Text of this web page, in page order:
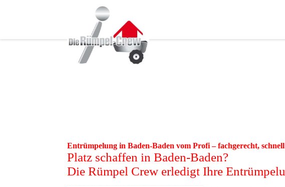
Entrümpelung in Baden-Baden vom Profi – fachgerecht,
Platz schaffen in Baden-Baden?
Die Rümpel Crew erledigt Ihre